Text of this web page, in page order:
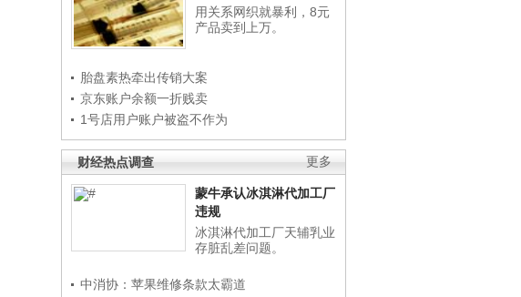
用关系网织就暴利，8元
产品卖到上万。
胎盘素热牵出传销大案
京东账户余额一折贱卖
1号店用户账户被盗不作为
更多
财经热点调查
蒙牛承认冰淇淋代加工厂
违规
冰淇淋代加工厂天辅乳业
存脏乱差问题。
中消协：苹果维修条款太霸道